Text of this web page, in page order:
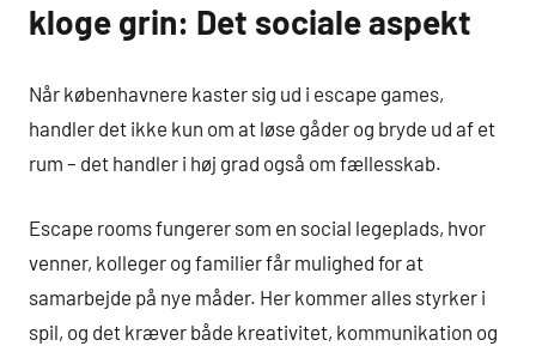
kloge grin: Det sociale aspekt
Når københavnere kaster sig ud i escape games,
handler det ikke kun om at løse gåder og bryde ud af et
rum – det handler i høj grad også om fællesskab.
Escape rooms fungerer som en social legeplads, hvor
venner, kolleger og familier får mulighed for at
samarbejde på nye måder. Her kommer alles styrker i
spil, og det kræver både kreativitet, kommunikation og